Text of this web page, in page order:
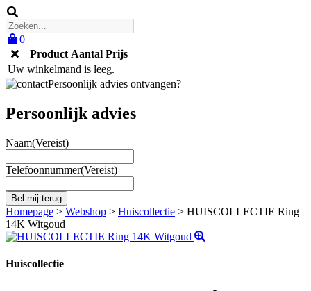
0
Product Aantal Prijs
Uw winkelmand is leeg.
Persoonlijk advies ontvangen?
Persoonlijk advies
Naam(Vereist)
Telefoonnummer(Vereist)
Homepage > Webshop > Huiscollectie > HUISCOLLECTIE Ring
14K Witgoud
Huiscollectie